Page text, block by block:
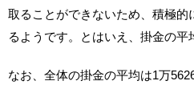
取ることができないため、積極的
るようです。とはいえ、掛金の平
なお、全体の掛金の平均は1万